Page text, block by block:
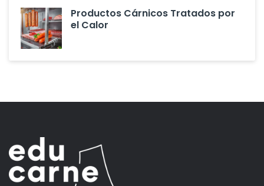
Productos Cárnicos Tratados por
el Calor